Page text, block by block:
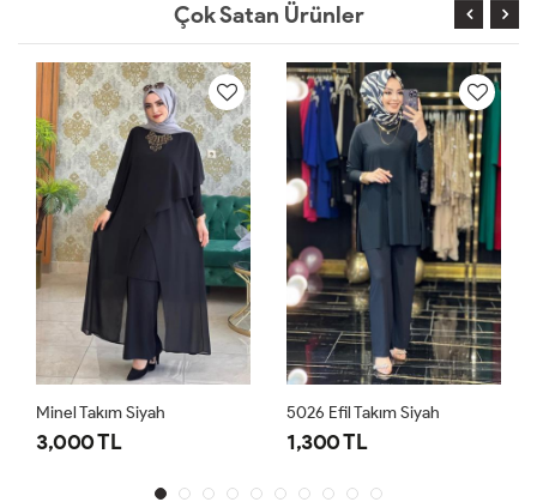
Çok Satan Ürünler
Minel Takım Siyah
3,000 TL
5026 Efil Takım Siyah
1,300 TL